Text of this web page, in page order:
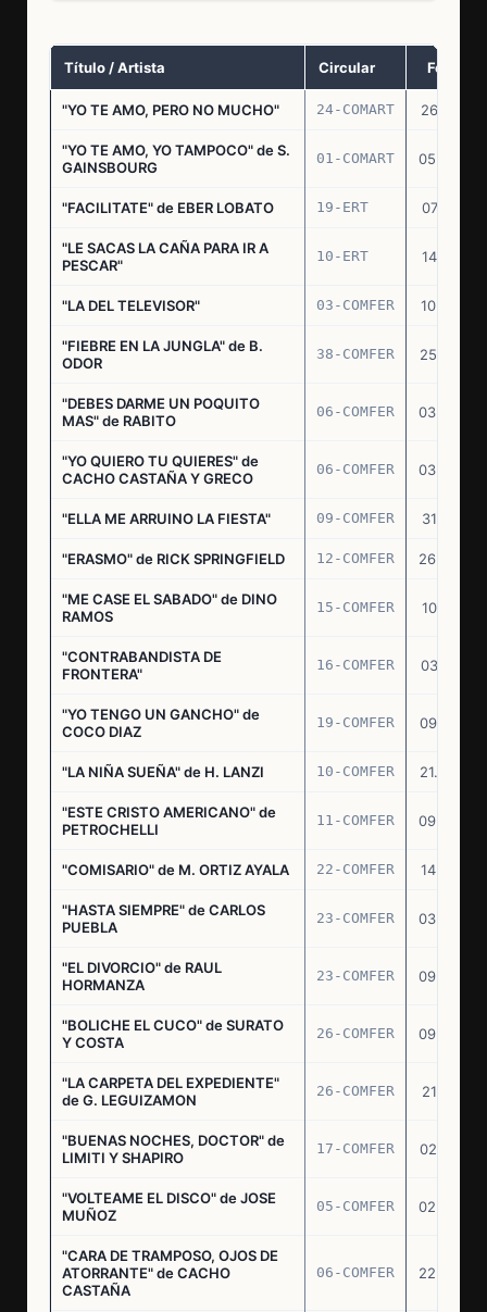
Título / Artista Circular Fecha
"YO TE AMO, PERO NO MUCHO" 24-COMART 26.11.69
"YO TE AMO, YO TAMPOCO" de S.
GAINSBOURG
01-COMART 05.02.70
"FACILITATE" de EBER LOBATO 19-ERT 07.10.70
"LE SACAS LA CAÑA PARA IR A
PESCAR"
10-ERT 14.07.71
"LA DEL TELEVISOR" 03-COMFER 10.01.73
"FIEBRE EN LA JUNGLA" de B.
ODOR
38-COMFER 25.10.73
"DEBES DARME UN POQUITO
MAS" de RABITO
06-COMFER 03.05.74
"YO QUIERO TU QUIERES" de
CACHO CASTAÑA Y GRECO
06-COMFER 03.05.74
"ELLA ME ARRUINO LA FIESTA" 09-COMFER 31.07.74
"ERASMO" de RICK SPRINGFIELD 12-COMFER 26.09.74
"ME CASE EL SABADO" de DINO
RAMOS
15-COMFER 10.10.74
"CONTRABANDISTA DE
FRONTERA"
16-COMFER 03.12.74
"YO TENGO UN GANCHO" de
COCO DIAZ
19-COMFER 09.01.75
"LA NIÑA SUEÑA" de H. LANZI 10-COMFER 21.03.75
"ESTE CRISTO AMERICANO" de
PETROCHELLI
11-COMFER 09.04.75
"COMISARIO" de M. ORTIZ AYALA 22-COMFER 14.07.75
"HASTA SIEMPRE" de CARLOS
PUEBLA
23-COMFER 03.09.75
"EL DIVORCIO" de RAUL
HORMANZA
23-COMFER 09.09.75
"BOLICHE EL CUCO" de SURATO
Y COSTA
26-COMFER 09.09.75
"LA CARPETA DEL EXPEDIENTE"
de G. LEGUIZAMON
26-COMFER 21.10.75
"BUENAS NOCHES, DOCTOR" de
LIMITI Y SHAPIRO
17-COMFER 02.01.76
"VOLTEAME EL DISCO" de JOSE
MUÑOZ
05-COMFER 02.02.76
"CARA DE TRAMPOSO, OJOS DE
ATORRANTE" de CACHO
CASTAÑA
06-COMFER 22.04.76